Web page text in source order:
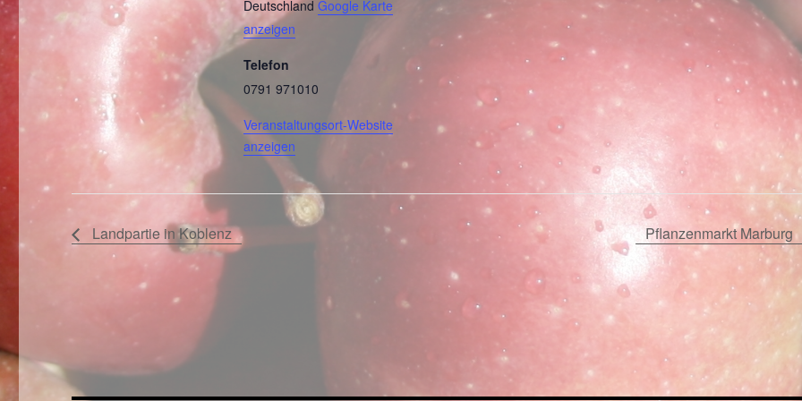
Deutschland Google Karte
anzeigen
Telefon
0791 971010
Veranstaltungsort-Website
anzeigen
Landpartie in Koblenz Pflanzenmarkt Marburg